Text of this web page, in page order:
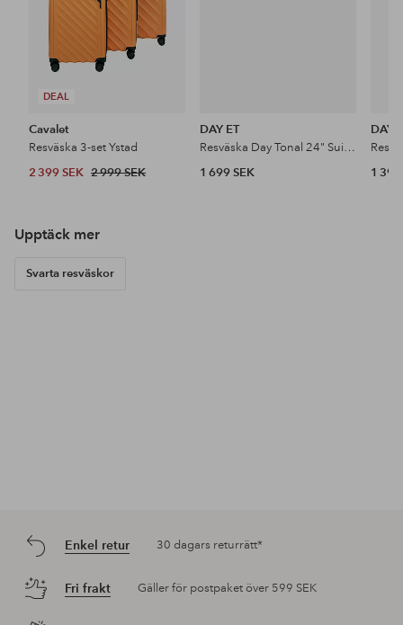
DEAL
Cavalet
Resväska 3-set Ystad
2 399 SEK 2 999 SEK
DAY ET
Resväska Day Tonal 24" Suitcase
1 699 SEK
DAY
1 399
Upptäck mer
Svarta resväskor
Enkel retur 30 dagars returrätt*
Fri frakt Gäller för postpaket över 599 SEK